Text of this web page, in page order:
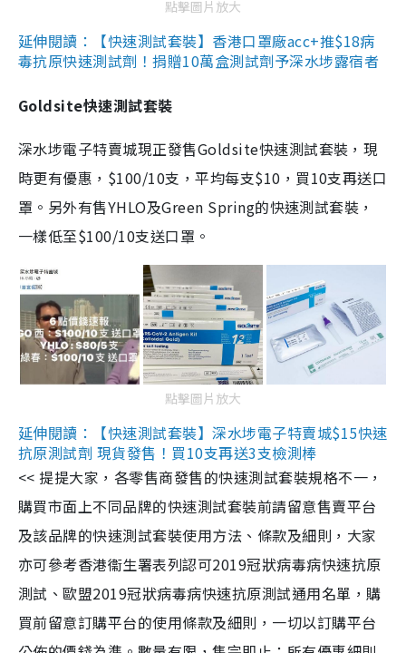
點擊圖片放大
延伸閱讀：【快速測試套裝】香港口罩廠acc+推$18病
毒抗原快速測試劑！捐贈10萬盒測試劑予深水埗露宿者
Goldsite快速測試套裝
深水埗電子特賣城現正發售Goldsite快速測試套裝，現
時更有優惠，$100/10支，平均每支$10，買10支再送口
罩。另外有售YHLO及Green Spring的快速測試套裝，
一樣低至$100/10支送口罩。
點擊圖片放大
延伸閱讀：【快速測試套裝】深水埗電子特賣城$15快速
抗原測試劑 現貨發售！買10支再送3支檢測棒
<< 提提大家，各零售商發售的快速測試套裝規格不一，
購買市面上不同品牌的快速測試套裝前請留意售賣平台
及該品牌的快速測試套裝使用方法、條款及細則，大家
亦可參考香港衞生署表列認可2019冠狀病毒病快速抗原
測試、歐盟2019冠狀病毒病快速抗原測試通用名單，購
買前留意訂購平台的使用條款及細則，一切以訂購平台